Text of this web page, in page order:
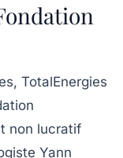
TotalEnergies
non lucratif
Yann